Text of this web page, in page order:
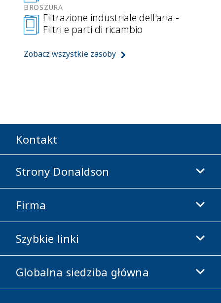
BROSZURA
Filtrazione industriale dell'aria -
Filtri e parti di ricambio
Zobacz wszystkie zasoby
Kontakt
Strony Donaldson
Donaldson Life Sciences
Sklep Donaldson
Firma
Informacje o firmie
Etyka i zgodność z przepisami
Kariera
Szybkie linki
Inwestorzy
Dostawcy
Globalna siedziba główna